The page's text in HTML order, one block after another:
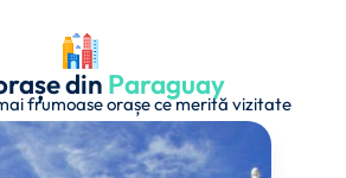
din Paraguay
frumoase orașe ce merită vizitate